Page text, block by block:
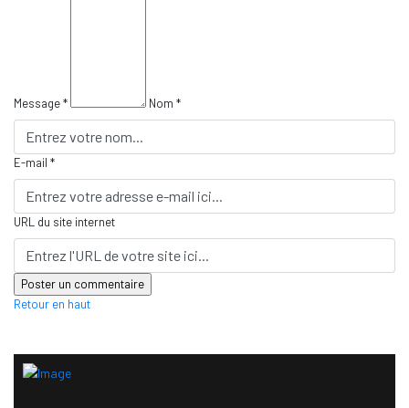
Message * Nom *
E-mail *
URL du site internet
Retour en haut